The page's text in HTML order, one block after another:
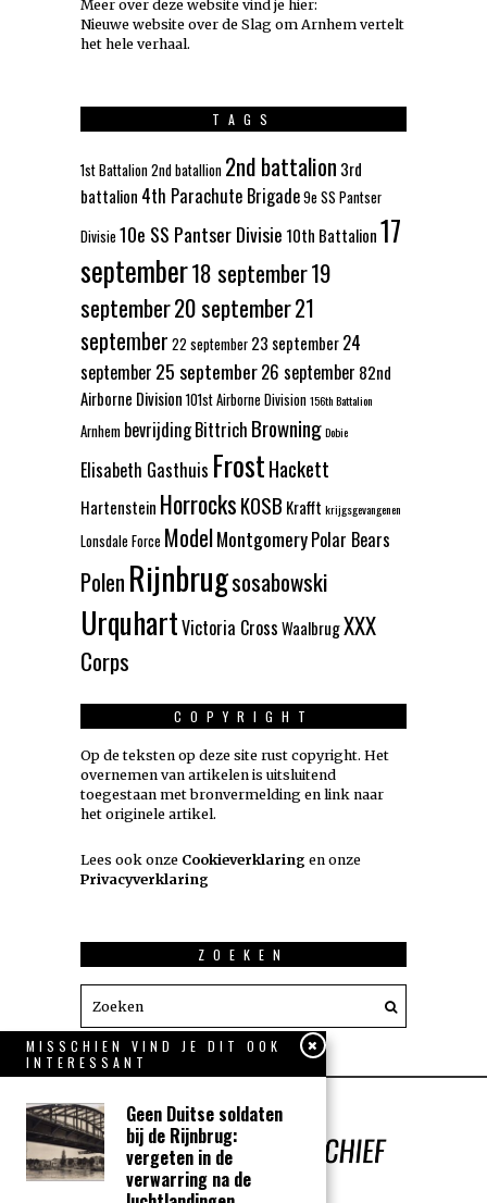
Meer over deze website vind je hier:
Nieuwe website over de Slag om Arnhem vertelt
het hele verhaal.
TAGS
1st Battalion2nd batallion 2nd battalion 3rd
battalion 4th Parachute Brigade9e SS Pantser
Divisie 10e SS Pantser Divisie 10th Battalion17
september18 september19
september20 september21
september 22 september 23 september24
september 25 september26 september 82nd
Airborne Division 101st Airborne Division156th Battalion
Arnhem bevrijdingBittrich BrowningDobie
Elisabeth Gasthuis FrostHackett
Hartenstein HorrocksKOSB Krafft krijgsgevangenen
Lonsdale Force ModelMontgomeryPolar Bears
PolenRijnbrugsosabowski
UrquhartVictoria CrossWaalbrugXXX
Corps
COPYRIGHT
Op de teksten op deze site rust copyright. Het
overnemen van artikelen is uitsluitend
toegestaan met bronvermelding en link naar
het originele artikel.
Lees ook onze Cookieverklaring en onze
Privacyverklaring
ZOEKEN
MISSCHIEN VIND JE DIT OOK
INTERESSANT
Geen Duitse soldaten
bij de Rijnbrug:
vergeten in de
verwarring na de